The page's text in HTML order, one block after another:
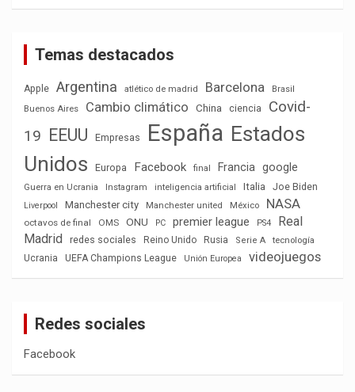
Temas destacados
Apple Argentina atlético de madrid Barcelona
Brasil
Buenos Aires
Cambio climático China ciencia
Covid-
19 EEUU Empresas España Estados
Unidos
Europa Facebook final Francia google
Guerra en Ucrania Instagram inteligencia artificial Italia Joe Biden
Liverpool Manchester city Manchester united México NASA
octavos de final OMS ONU PC premier league PS4
Real
Madrid
redes sociales Reino Unido Rusia Serie A
tecnología
Ucrania
UEFA Champions League Unión Europea videojuegos
Redes sociales
Facebook